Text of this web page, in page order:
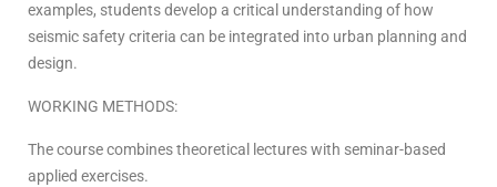
examples, students develop a critical understanding of how
seismic safety criteria can be integrated into urban planning and
design.
WORKING METHODS:
The course combines theoretical lectures with seminar-based
applied exercises.